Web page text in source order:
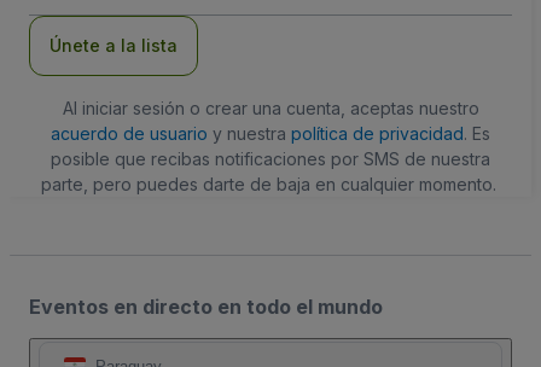
Únete a la lista
Al iniciar sesión o crear una cuenta, aceptas nuestro
acuerdo de usuario y nuestra política de privacidad. Es
posible que recibas notificaciones por SMS de nuestra
parte, pero puedes darte de baja en cualquier momento.
Eventos en directo en todo el mundo